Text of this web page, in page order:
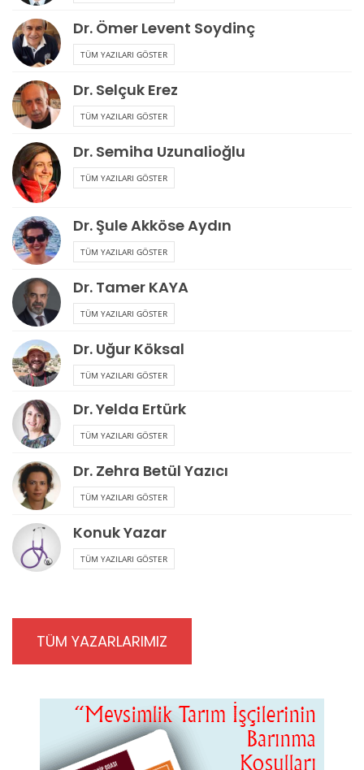
Dr. Ömer Levent Soydinç
TÜM YAZILARI GÖSTER
Dr. Selçuk Erez
TÜM YAZILARI GÖSTER
Dr. Semiha Uzunalioğlu
TÜM YAZILARI GÖSTER
Dr. Şule Akköse Aydın
TÜM YAZILARI GÖSTER
Dr. Tamer KAYA
TÜM YAZILARI GÖSTER
Dr. Uğur Köksal
TÜM YAZILARI GÖSTER
Dr. Yelda Ertürk
TÜM YAZILARI GÖSTER
Dr. Zehra Betül Yazıcı
TÜM YAZILARI GÖSTER
Konuk Yazar
TÜM YAZILARI GÖSTER
TÜM YAZARLARIMIZ